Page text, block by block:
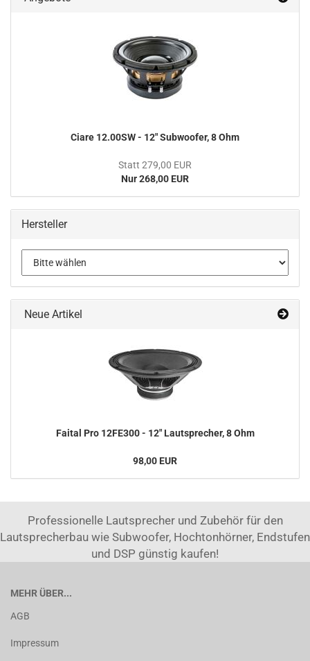
Ciare 12.00SW - 12" Subwoofer, 8 Ohm
Statt 279,00 EUR
Nur 268,00 EUR
Hersteller
Neue Artikel
Faital Pro 12FE300 - 12" Lautsprecher, 8 Ohm
98,00 EUR
Professionelle Lautsprecher und Zubehör für den
Lautsprecherbau wie Subwoofer, Hochtonhörner, Endstufen
und DSP günstig kaufen!
MEHR ÜBER...
AGB
Impressum